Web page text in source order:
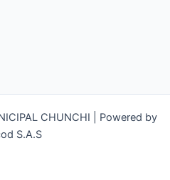
CHUNCHI | Powered by
S.A.S